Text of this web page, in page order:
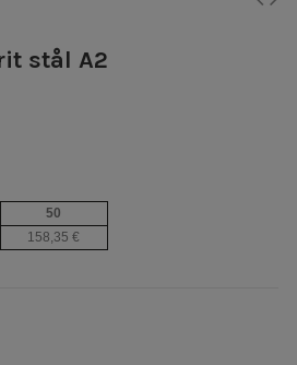
stål A2
50
158,35 €